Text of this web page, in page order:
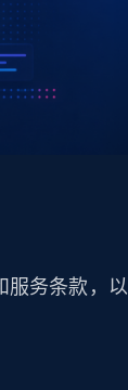
递
数据，采集即交付
服务条款，以